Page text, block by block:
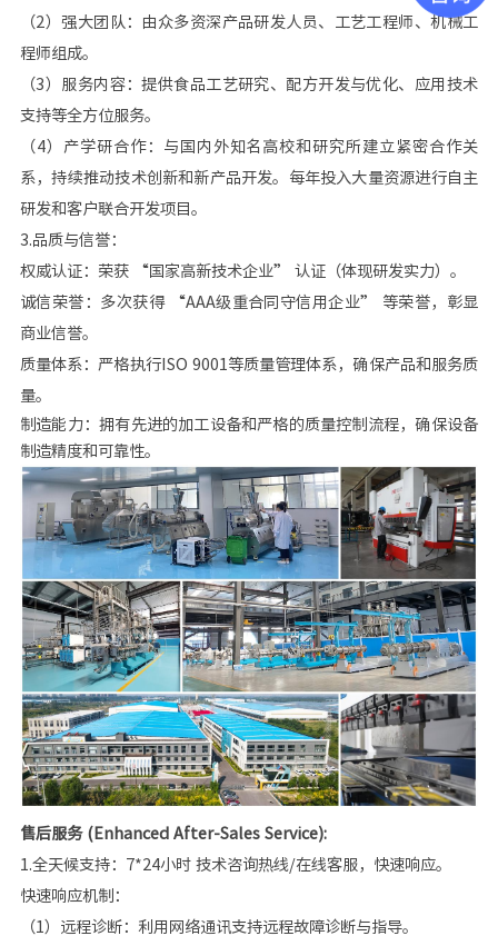
（2）强大团队：由众多资深产品研发人员、工艺工程师、机械工
程师组成。
（3）服务内容：提供食品工艺研究、配方开发与优化、应用技术
支持等全方位服务。
（4）产学研合作：与国内外知名高校和研究所建立紧密合作关
系，持续推动技术创新和新产品开发。每年投入大量资源进行自主
研发和客户联合开发项目。
3.品质与信誉：
权威认证：荣获 “国家高新技术企业” 认证（体现研发实力）。
诚信荣誉：多次获得 “AAA级重合同守信用企业” 等荣誉，彰显
商业信誉。
质量体系：严格执行ISO 9001等质量管理体系，确保产品和服务质
量。
制造能力：拥有先进的加工设备和严格的质量控制流程，确保设备
制造精度和可靠性。
售后服务 (Enhanced After-Sales Service):
1.全天候支持：7*24小时 技术咨询热线/在线客服，快速响应。
快速响应机制：
（1）远程诊断：利用网络通讯支持远程故障诊断与指导。